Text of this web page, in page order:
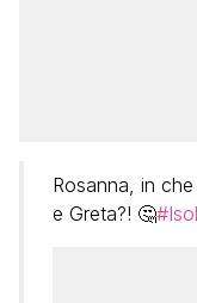
Rosanna, in
e Greta?! 🤔